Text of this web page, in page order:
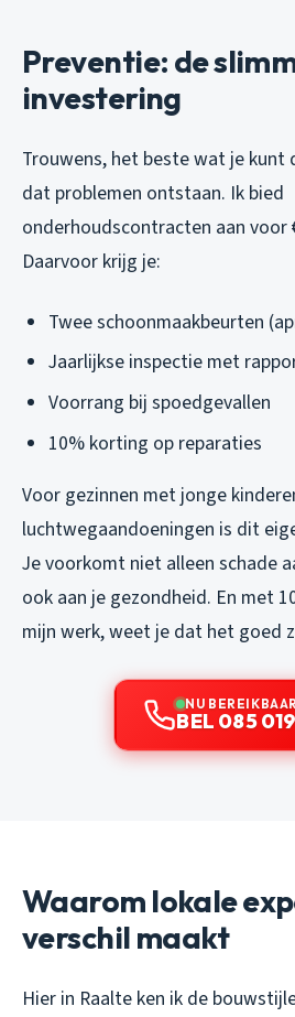
Preventie: de
investering
Trouwens, het beste wat je kunt
dat problemen ontstaan. Ik bied
onderhoudscontracten aan voor
Daarvoor krijg je:
Twee schoonmaakbeurten
Jaarlijkse inspectie met
Voorrang bij spoedgevallen
10% korting op reparaties
Voor gezinnen met jonge
luchtwegaandoeningen is dit
Je voorkomt niet alleen schade
ook aan je gezondheid. En met
mijn werk, weet je dat het goed
NU BEREIKBAAR
BEL 085
Waarom lokale
verschil maakt
Hier in Raalte ken ik de